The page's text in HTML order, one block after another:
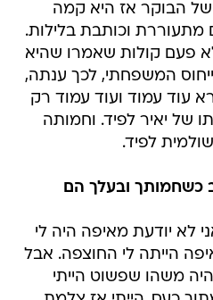
הבוקר אז היא קמה
מתעוררת וכותבת בלילות.
פעם קולות שאמרו שהיא
המשפחתי, לכך ענתה,
עוד עמוד ועוד עמוד רק
של יאיר לפיד. וחמותה
לפיד.
כשחמותך ובעלך הם
לא יודעת מאיפה היה לי
הייתה לי החוצפה. אבל
משהו שפשוט הייתי